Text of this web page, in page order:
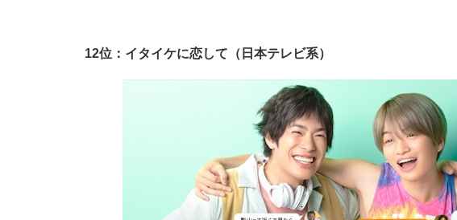
12位：イタイケに恋して（日本テレビ系）